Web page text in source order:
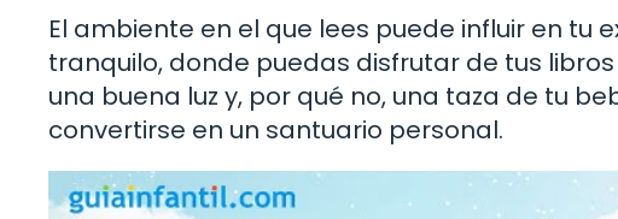
El ambiente en el que lees puede influir en tu
tranquilo, donde puedas disfrutar de tus
una buena luz y, por qué no, una taza de tu
convertirse en un santuario personal.